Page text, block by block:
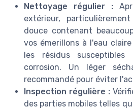
Nettoyage régulier :
extérieur,
douce contenant
vos émerillons à l'eau
les résidus
corrosion. Un léger
recommandé pour éviter
Inspection régulière :
des parties mobiles telles